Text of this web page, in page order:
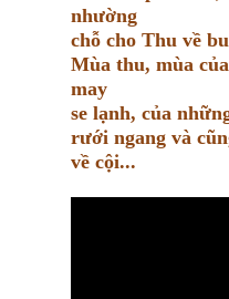
nhường
chỗ cho Thu về
Mùa thu, mùa
may
se lạnh, của
rưới ngang và
về cội...